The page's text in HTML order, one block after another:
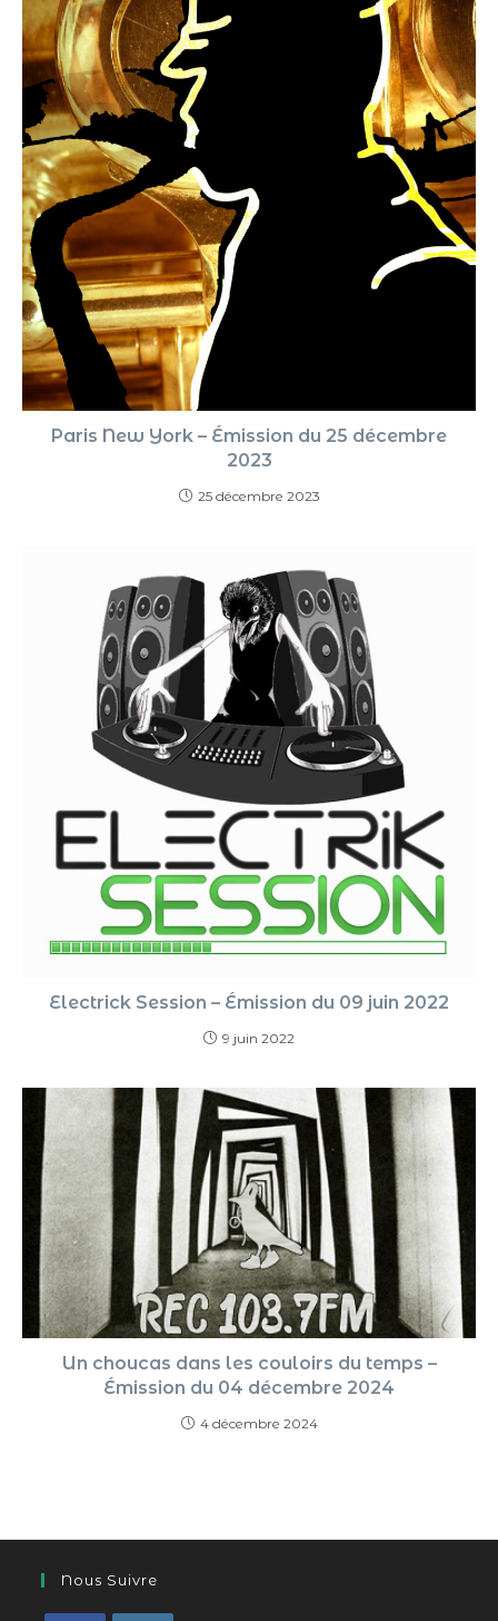
Paris New York – Émission du 25 décembre
2023
25 décembre 2023
Electrick Session – Émission du 09 juin 2022
9 juin 2022
Un choucas dans les couloirs du temps –
Émission du 04 décembre 2024
4 décembre 2024
Nous Suivre